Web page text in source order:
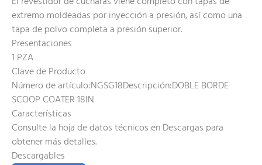
extremo moldeadas por inyección a presión, así como una
tapa de polvo completa a presión superior.
Presentaciones
1 PZA
Clave de Producto
Número de artículo:NGSG18Descripción:DOBLE BORDE
SCOOP COATER 18IN
Características
Consulte la hoja de datos técnicos en Descargas para
obtener más detalles.
Descargables